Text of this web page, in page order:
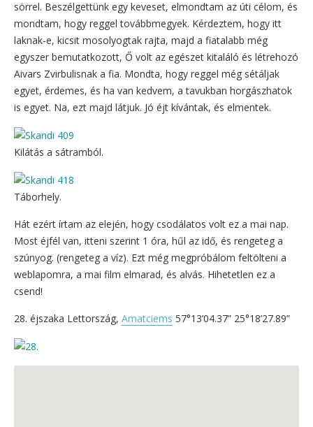
sörrel. Beszélgettünk egy keveset, elmondtam az úti célom, és
mondtam, hogy reggel továbbmegyek. Kérdeztem, hogy itt
laknak-e, kicsit mosolyogtak rajta, majd a fiatalabb még
egyszer bemutatkozott, Ő volt az egészet kitaláló és létrehozó
Aivars Zvirbulisnak a fia. Mondta, hogy reggel még sétáljak
egyet, érdemes, és ha van kedvem, a tavukban horgászhatok
is egyet. Na, ezt majd látjuk. Jó éjt kívántak, és elmentek.
Kilátás a sátramból.
Táborhely.
Hát ezért írtam az elején, hogy csodálatos volt ez a mai nap.
Most éjfél van, itteni szerint 1 óra, hűl az idő, és rengeteg a
szúnyog. (rengeteg a víz). Ezt még megpróbálom feltölteni a
weblapomra, a mai film elmarad, és alvás. Hihetetlen ez a
csend!
28. éjszaka Lettország, Amatciems 57°13’04.37” 25°18’27.89”